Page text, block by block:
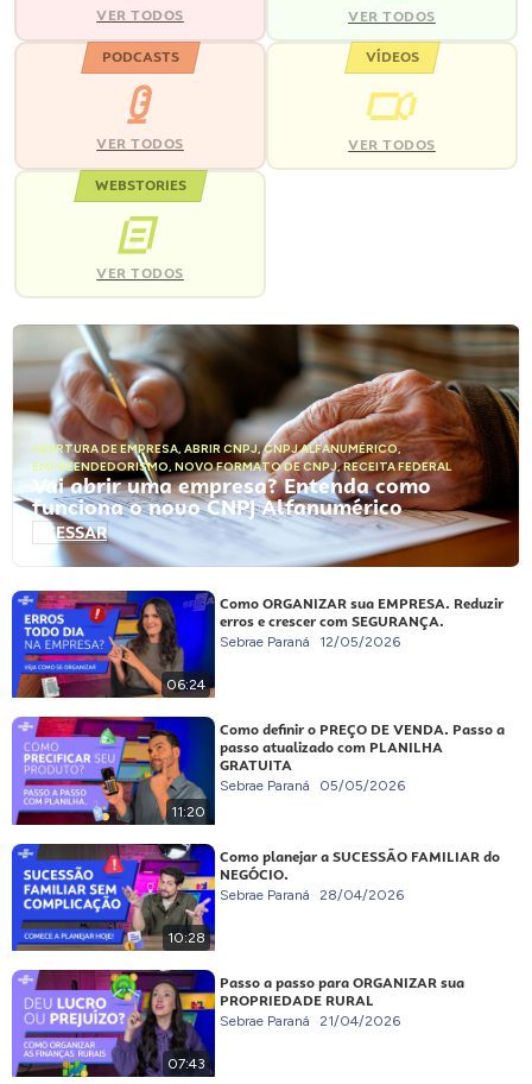
VER TODOS VER TODOS
PODCASTS
VER TODOS
VÍDEOS
VER TODOS
WEBSTORIES
VER TODOS
ABERTURA DE EMPRESA, ABRIR CNPJ,CNPJ ALFANUMÉRICO,
EMPREENDEDORISMO, NOVO FORMATO DE CNPJ,RECEITA FEDERAL
Vai abrir uma empresa? Entenda como
funciona o novo CNPJ Alfanumérico
ACESSAR
06:24
Como ORGANIZAR sua EMPRESA. Reduzir
erros e crescer com SEGURANÇA.
Sebrae Paraná 12/05/2026
11:20
Como definir o PREÇO DE VENDA. Passo a
passo atualizado com PLANILHA
GRATUITA
Sebrae Paraná 05/05/2026
10:28
Como planejar a SUCESSÃO FAMILIAR do
NEGÓCIO.
Sebrae Paraná 28/04/2026
07:43
Passo a passo para ORGANIZAR sua
PROPRIEDADE RURAL
Sebrae Paraná 21/04/2026